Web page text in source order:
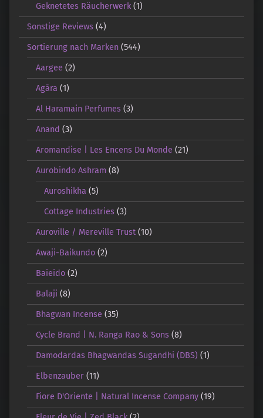
Geknetetes Räucherwerk(1)
Sonstige Reviews (4)
Sortierung nach Marken (544)
Aargee (2)
Agāra (1)
Al Haramain Perfumes(3)
Anand (3)
Aromandise | Les Encens Du Monde (21)
Aurobindo Ashram (8)
Auroshikha (5)
Cottage Industries (3)
Auroville / Mereville Trust(10)
Awaji-Baikundo(2)
Baieido(2)
Balaji (8)
Bhagwan Incense (35)
Cycle Brand | N. Ranga Rao & Sons(8)
Damodardas Bhagwandas Sugandhi (DBS) (1)
Elbenzauber(11)
Fiore D'Oriente | Natural Incense Company(19)